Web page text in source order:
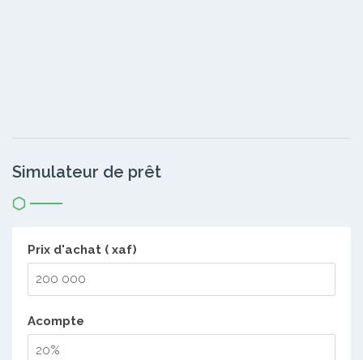
Simulateur de prêt
Prix d'achat ( xaf)
Acompte